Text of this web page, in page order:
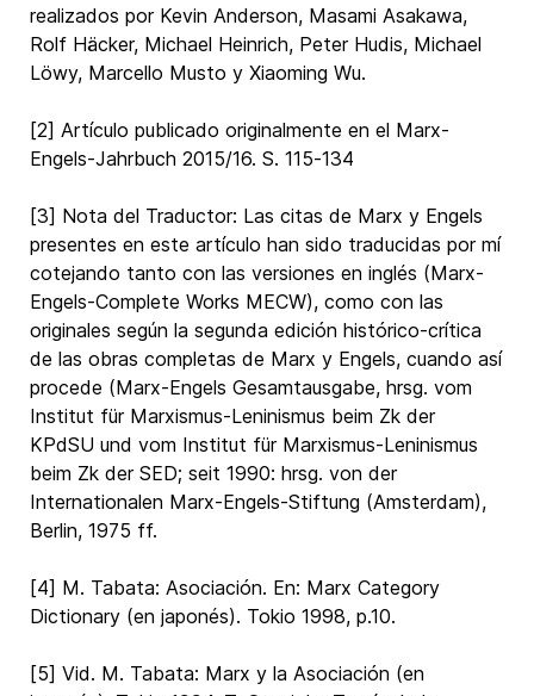
realizados por Kevin Anderson, Masami Asakawa,
Rolf Häcker, Michael Heinrich, Peter Hudis, Michael
Löwy, Marcello Musto y Xiaoming Wu.
[2] Artículo publicado originalmente en el Marx-
Engels-Jahrbuch 2015/16. S. 115-134
[3] Nota del Traductor: Las citas de Marx y Engels
presentes en este artículo han sido traducidas por mí
cotejando tanto con las versiones en inglés (Marx-
Engels-Complete Works MECW), como con las
originales según la segunda edición histórico-crítica
de las obras completas de Marx y Engels, cuando así
procede (Marx-Engels Gesamtausgabe, hrsg. vom
Institut für Marxismus-Leninismus beim Zk der
KPdSU und vom Institut für Marxismus-Leninismus
beim Zk der SED; seit 1990: hrsg. von der
Internationalen Marx-Engels-Stiftung (Amsterdam),
Berlin, 1975 ff.
[4] M. Tabata: Asociación. En: Marx Category
Dictionary (en japonés). Tokio 1998, p.10.
[5] Vid. M. Tabata: Marx y la Asociación (en